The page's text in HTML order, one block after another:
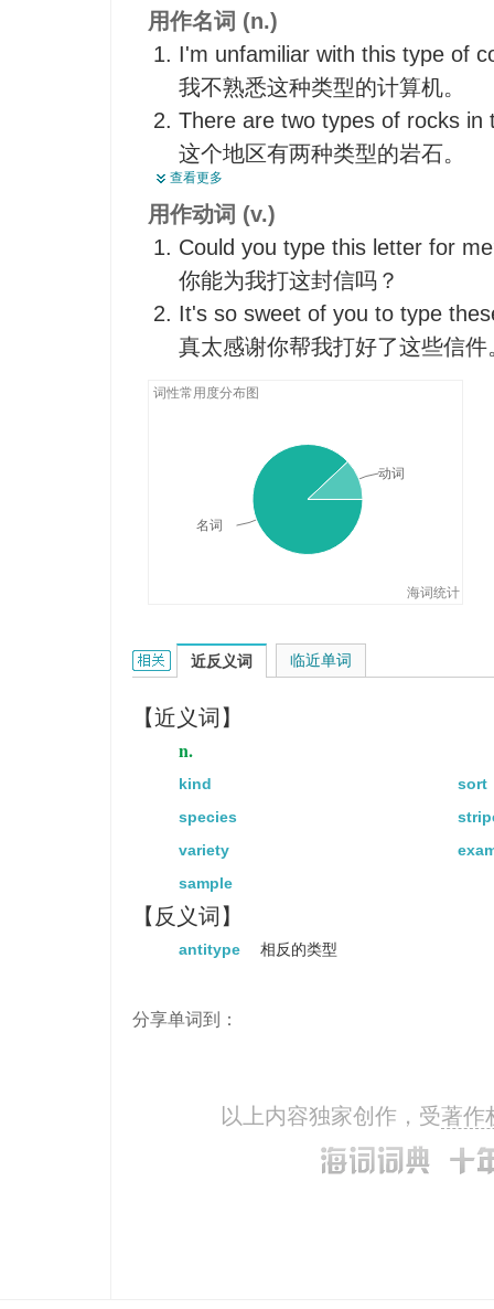
型式，样式
典型人物
模式标本
【印】铅字，活字
【医】鉴定（血型）
分配（演员）演不同类型的角色
打印， 翻印
分型，定型
预示
具有…的特质
用作名词 (n.)
I'm unfamiliar with this type of
我不熟悉这种类型的计算机。
There are two types of rocks in
这个地区有两种类型的岩石。
I don't think she's the artistic
我认为她不属艺术家那类的人。
查看更多
用作动词 (v.)
Could you type this letter for
你能为我打这封信吗？
It's so sweet of you to type
真太感谢你帮我打好了这些信件
词性常用度分布图
海词统计
名词
动词
type的相关资料：
近反义词
【近义词】
n.
kind
sort
species
variety
sample
【反义词】
antitype 相反的类型
临近单词
分享单词到：
以上内容独家创作，受著作